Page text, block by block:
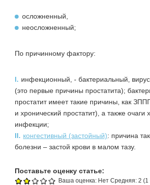
осложненный,
неосложненный;
По причинному фактору:
I. инфекционный, - бактериальный,
(это первые причины простатита);
простатит имеет такие причины, как
и хронический простатит), а также очаги
инфекции;
II. конгестивный (застойный): причина
болезни – застой крови в малом тазу.
Поставьте оценку статье:
Ваша оценка: Нет Средняя: 2 (1